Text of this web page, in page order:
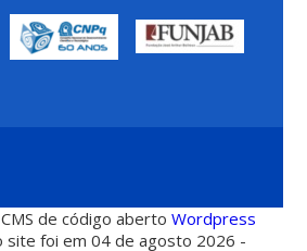
de código abertoWordpress
site foi em 04 de agosto 2026 -